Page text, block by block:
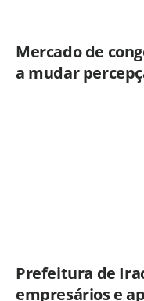
Mercado de
a mudar
Prefeitura de
empresários e